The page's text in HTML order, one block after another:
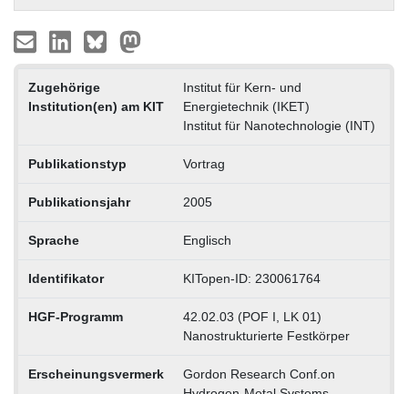
Zugehörige
Institution(en) am KIT
Institut für Kern- und
Energietechnik (IKET)
Institut für Nanotechnologie (INT)
Publikationstyp Vortrag
Publikationsjahr 2005
Sprache Englisch
Identifikator KITopen-ID: 230061764
HGF-Programm
42.02.03 (POF I, LK 01)
Nanostrukturierte Festkörper
Erscheinungsvermerk
Gordon Research Conf.on